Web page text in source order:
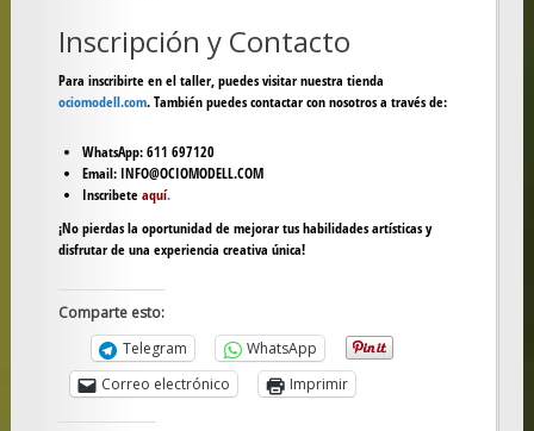
Inscripción y Contacto
Para inscribirte en el taller, puedes visitar nuestra tienda
ociomodell.com. También puedes contactar con nosotros a través de:
WhatsApp: 611 697120
Email: INFO@OCIOMODELL.COM
Inscribeteaquí.
¡No pierdas la oportunidad de mejorar tus habilidades artísticas y
disfrutar de una experiencia creativa única!
Comparte esto:
Telegram
WhatsApp
Correo electrónico
Imprimir